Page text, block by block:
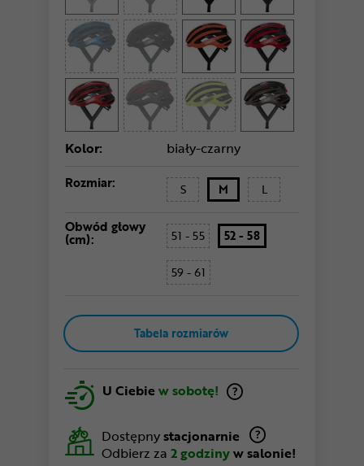
Kolor: biały-czarny
Rozmiar: S M L
Obwód głowy
(cm): 51 - 55 52 - 58
59 - 61
Tabela rozmiarów
U Ciebiew sobotę!
Dostępnystacjonarnie
Odbierz za 2 godzinyw salonie!